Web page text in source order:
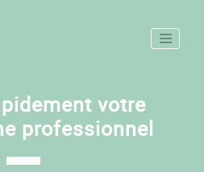
votre
professionnel